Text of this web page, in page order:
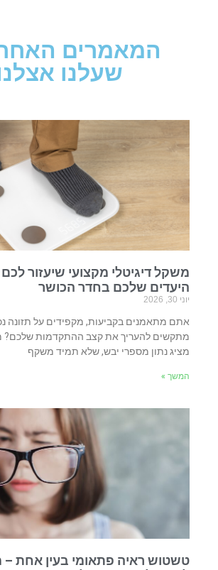
המאמרים
שעלנו
משקל דיגיטלי מקצועי שיעזור
היעדים שלכם בחדר הכושר
יוני 30, 2026
אתם מתאמנים בקביעות, מקפידים על תזונה
מתקשים להעריך את קצב ההתקדמות שלכם?
מציג נתון מספרי יבש, שלא תמיד משקף
המשך »
טשטוש ראיה פתאומי בעין אחת –